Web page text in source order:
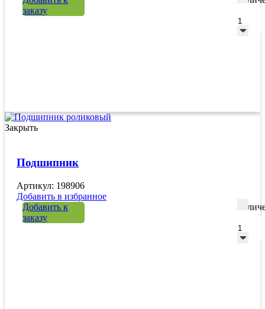
заказу
Закрыть
Подшипник
Артикул: 198906
Добавить в избранное
Добавить к
заказу